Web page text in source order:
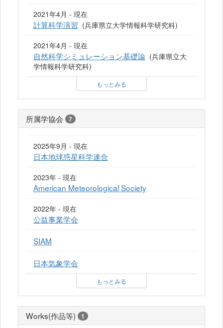
2021年4月 - 現在
計算科学演習 (兵庫県立大学情報科学研究科)
2021年4月 - 現在
自然科学シミュレーション基礎論 (兵庫県立大
学情報科学研究科)
もっとみる
所属学協会 7
2025年9月 - 現在
日本地球惑星科学連合
2023年 - 現在
American Meteorological Society
2022年 - 現在
公益事業学会
SIAM
日本気象学会
もっとみる
Works(作品等) 1